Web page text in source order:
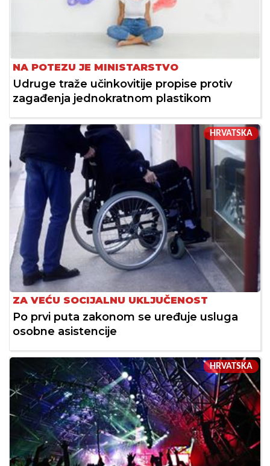
NA POTEZU JE MINISTARSTVO
Udruge traže učinkovitije propise protiv
zagađenja jednokratnom plastikom
HRVATSKA
ZA VEĆU SOCIJALNU UKLJUČENOST
Po prvi puta zakonom se uređuje usluga
osobne asistencije
HRVATSKA